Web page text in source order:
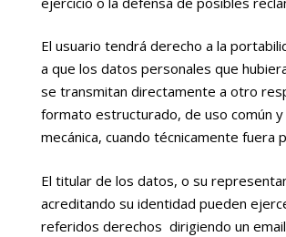
El usuario tendrá derecho a la
a que los datos personales que
se transmitan directamente a otro
formato estructurado, de uso común y
mecánica, cuando técnicamente fuera
El titular de los datos, o su
acreditando su identidad pueden
referidos derechos dirigiendo un